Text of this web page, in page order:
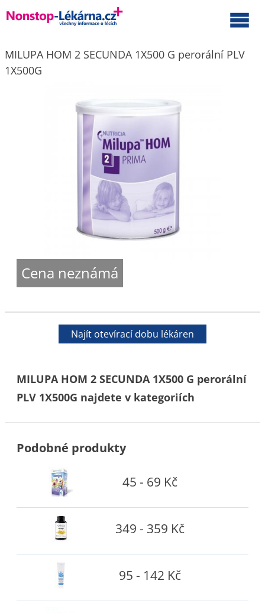
MILUPA HOM 2 SECUNDA 1X500 G perorální PLV
1X500G
Cena neznámá
Najít otevírací dobu lékáren
MILUPA HOM 2 SECUNDA 1X500 G perorální
PLV 1X500G najdete v kategoriích
Podobné produkty
45 - 69 Kč
349 - 359 Kč
95 - 142 Kč